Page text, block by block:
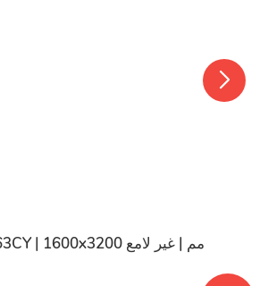
1763CY | 1600x3200 مم | غير لامع